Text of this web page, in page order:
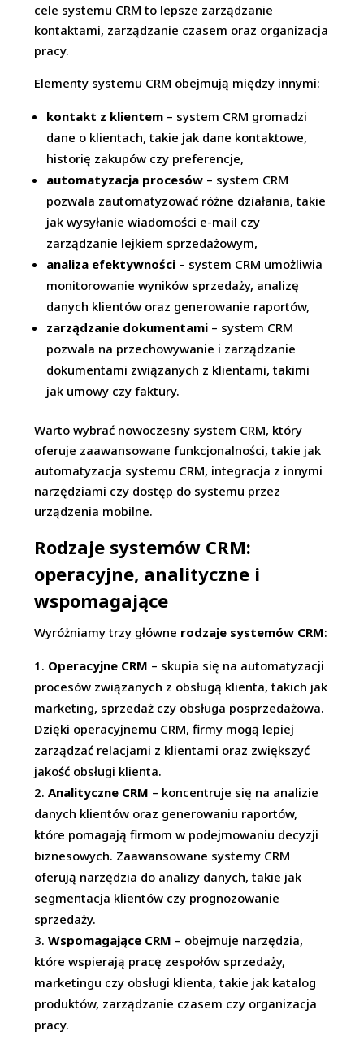
cele systemu CRM to lepsze zarządzanie
kontaktami, zarządzanie czasem oraz organizacja
pracy.
Elementy systemu CRM obejmują między innymi:
kontakt z klientem – system CRM gromadzi
dane o klientach, takie jak dane kontaktowe,
historię zakupów czy preferencje,
automatyzacja procesów – system CRM
pozwala zautomatyzować różne działania, takie
jak wysyłanie wiadomości e-mail czy
zarządzanie lejkiem sprzedażowym,
analiza efektywności – system CRM umożliwia
monitorowanie wyników sprzedaży, analizę
danych klientów oraz generowanie raportów,
zarządzanie dokumentami – system CRM
pozwala na przechowywanie i zarządzanie
dokumentami związanych z klientami, takimi
jak umowy czy faktury.
Warto wybrać nowoczesny system CRM, który
oferuje zaawansowane funkcjonalności, takie jak
automatyzacja systemu CRM, integracja z innymi
narzędziami czy dostęp do systemu przez
urządzenia mobilne.
Rodzaje systemów CRM:
operacyjne, analityczne i
wspomagające
Wyróżniamy trzy główne rodzaje systemów CRM:
Operacyjne CRM – skupia się na automatyzacji
procesów związanych z obsługą klienta, takich jak
marketing, sprzedaż czy obsługa posprzedażowa.
Dzięki operacyjnemu CRM, firmy mogą lepiej
zarządzać relacjami z klientami oraz zwiększyć
jakość obsługi klienta.
Analityczne CRM – koncentruje się na analizie
danych klientów oraz generowaniu raportów,
które pomagają firmom w podejmowaniu decyzji
biznesowych. Zaawansowane systemy CRM
oferują narzędzia do analizy danych, takie jak
segmentacja klientów czy prognozowanie
sprzedaży.
Wspomagające CRM – obejmuje narzędzia,
które wspierają pracę zespołów sprzedaży,
marketingu czy obsługi klienta, takie jak katalog
produktów, zarządzanie czasem czy organizacja
pracy.